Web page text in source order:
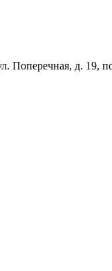
Поперечная, д. 19,